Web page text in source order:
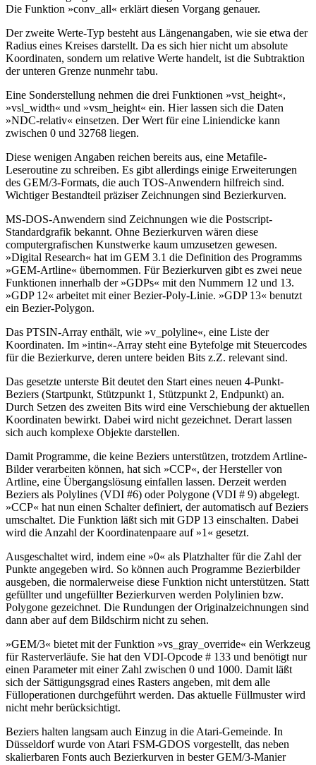
Die Funktion »conv_all« erklärt diesen Vorgang genauer.
Der zweite Werte-Typ besteht aus Längenangaben, wie sie etwa der
Radius eines Kreises darstellt. Da es sich hier nicht um absolute
Koordinaten, sondern um relative Werte handelt, ist die Subtraktion
der unteren Grenze nunmehr tabu.
Eine Sonderstellung nehmen die drei Funktionen »vst_height«,
»vsl_width« und »vsm_height« ein. Hier lassen sich die Daten
»NDC-relativ« einsetzen. Der Wert für eine Liniendicke kann
zwischen 0 und 32768 liegen.
Diese wenigen Angaben reichen bereits aus, eine Metafile-
Leseroutine zu schreiben. Es gibt allerdings einige Erweiterungen
des GEM/3-Formats, die auch TOS-Anwendern hilfreich sind.
Wichtiger Bestandteil präziser Zeichnungen sind Bezierkurven.
MS-DOS-Anwendern sind Zeichnungen wie die Postscript-
Standardgrafik bekannt. Ohne Bezierkurven wären diese
computergrafischen Kunstwerke kaum umzusetzen gewesen.
»Digital Research« hat im GEM 3.1 die Definition des Programms
»GEM-Artline« übernommen. Für Bezierkurven gibt es zwei neue
Funktionen innerhalb der »GDPs« mit den Nummern 12 und 13.
»GDP 12« arbeitet mit einer Bezier-Poly-Linie. »GDP 13« benutzt
ein Bezier-Polygon.
Das PTSIN-Array enthält, wie »v_polyline«, eine Liste der
Koordinaten. Im »intin«-Array steht eine Bytefolge mit Steuercodes
für die Bezierkurve, deren untere beiden Bits z.Z. relevant sind.
Das gesetzte unterste Bit deutet den Start eines neuen 4-Punkt-
Beziers (Startpunkt, Stützpunkt 1, Stützpunkt 2, Endpunkt) an.
Durch Setzen des zweiten Bits wird eine Verschiebung der aktuellen
Koordinaten bewirkt. Dabei wird nicht gezeichnet. Derart lassen
sich auch komplexe Objekte darstellen.
Damit Programme, die keine Beziers unterstützen, trotzdem Artline-
Bilder verarbeiten können, hat sich »CCP«, der Hersteller von
Artline, eine Übergangslösung einfallen lassen. Derzeit werden
Beziers als Polylines (VDI #6) oder Polygone (VDI # 9) abgelegt.
»CCP« hat nun einen Schalter definiert, der automatisch auf Beziers
umschaltet. Die Funktion läßt sich mit GDP 13 einschalten. Dabei
wird die Anzahl der Koordinatenpaare auf »1« gesetzt.
Ausgeschaltet wird, indem eine »0« als Platzhalter für die Zahl der
Punkte angegeben wird. So können auch Programme Bezierbilder
ausgeben, die normalerweise diese Funktion nicht unterstützen. Statt
gefüllter und ungefüllter Bezierkurven werden Polylinien bzw.
Polygone gezeichnet. Die Rundungen der Originalzeichnungen sind
dann aber auf dem Bildschirm nicht zu sehen.
»GEM/3« bietet mit der Funktion »vs_gray_override« ein Werkzeug
für Rasterverläufe. Sie hat den VDI-Opcode # 133 und benötigt nur
einen Parameter mit einer Zahl zwischen 0 und 1000. Damit läßt
sich der Sättigungsgrad eines Rasters angeben, mit dem alle
Fülloperationen durchgeführt werden. Das aktuelle Füllmuster wird
nicht mehr berücksichtigt.
Beziers halten langsam auch Einzug in die Atari-Gemeinde. In
Düsseldorf wurde von Atari FSM-GDOS vorgestellt, das neben
skalierbaren Fonts auch Bezierkurven in bester GEM/3-Manier